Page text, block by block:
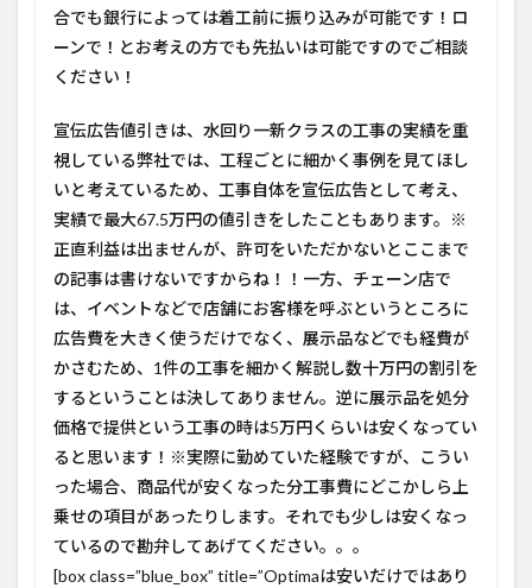
合でも銀行によっては着工前に振り込みが可能です！ロ
ーンで！とお考えの方でも先払いは可能ですのでご相談
ください！
宣伝広告値引きは、水回り一新クラスの工事の実績を重
視している弊社では、工程ごとに細かく事例を見てほし
いと考えているため、工事自体を宣伝広告として考え、
実績で最大67.5万円の値引きをしたこともあります。※
正直利益は出ませんが、許可をいただかないとここまで
の記事は書けないですからね！！ 一方、チェーン店で
は、イベントなどで店舗にお客様を呼ぶというところに
広告費を大きく使うだけでなく、展示品などでも経費が
かさむため、1件の工事を細かく解説し数十万円の割引を
するということは決してありません。逆に展示品を処分
価格で提供という工事の時は5万円くらいは安くなってい
ると思います！※実際に勤めていた経験ですが、こうい
った場合、商品代が安くなった分工事費にどこかしら上
乗せの項目があったりします。それでも少しは安くなっ
ているので勘弁してあげてください。。。
[box class=”blue_box” title=”Optimaは安いだけではあり